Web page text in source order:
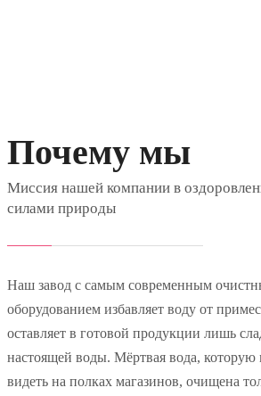
Почему мы
Миссия нашей компании в
силами природы
Наш завод с самым современным
оборудованием избавляет воду от
оставляет в готовой продукции лишь
настоящей воды. Мёртвая вода,
видеть на полках магазинов, очищена